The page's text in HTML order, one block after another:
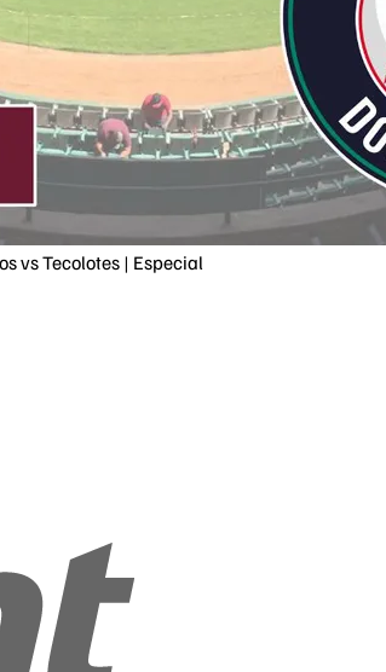
vs Tecolotes | Especial